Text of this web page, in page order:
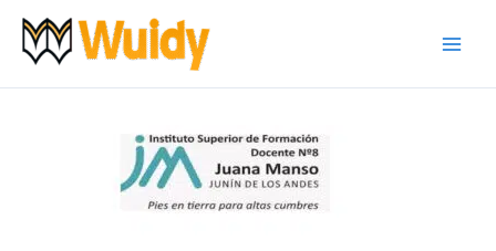
contenido